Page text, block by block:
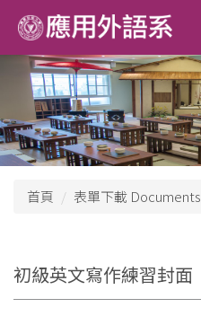
到
主
區
首頁 表單下載 Documents
初級英文寫作練習封面